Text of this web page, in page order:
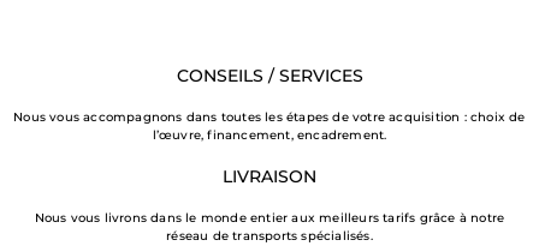
CONSEILS / SERVICES
Nous vous accompagnons dans toutes les étapes de votre acquisition : choix de
l’œuvre, financement, encadrement.
LIVRAISON
Nous vous livrons dans le monde entier aux meilleurs tarifs grâce à notre
réseau de transports spécialisés.